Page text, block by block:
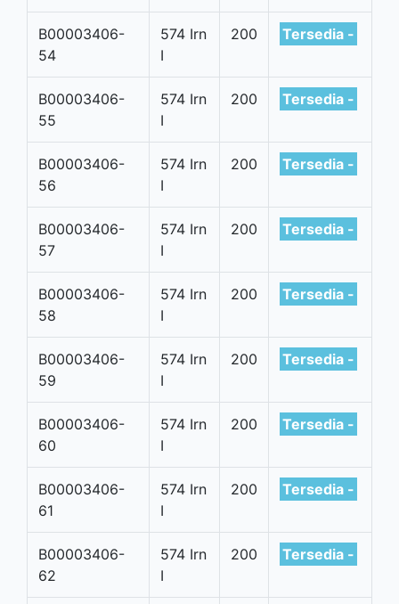
B00003406-
54
574 Irn
I
200 Tersedia -
B00003406-
55
574 Irn
I
200 Tersedia -
B00003406-
56
574 Irn
I
200 Tersedia -
B00003406-
57
574 Irn
I
200 Tersedia -
B00003406-
58
574 Irn
I
200 Tersedia -
B00003406-
59
574 Irn
I
200 Tersedia -
B00003406-
60
574 Irn
I
200 Tersedia -
B00003406-
61
574 Irn
I
200 Tersedia -
B00003406-
62
574 Irn
I
200 Tersedia -